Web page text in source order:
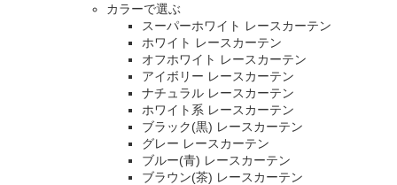
カラーで選ぶ
スーパーホワイト レースカーテン
ホワイト レースカーテン
オフホワイト レースカーテン
アイボリー レースカーテン
ナチュラル レースカーテン
ホワイト系 レースカーテン
ブラック(黒) レースカーテン
グレー レースカーテン
ブルー(青) レースカーテン
ブラウン(茶) レースカーテン